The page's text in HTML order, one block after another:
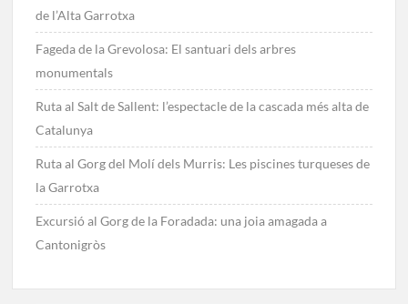
de l’Alta Garrotxa
Fageda de la Grevolosa: El santuari dels arbres
monumentals
Ruta al Salt de Sallent: l’espectacle de la cascada més alta de
Catalunya
Ruta al Gorg del Molí dels Murris: Les piscines turqueses de
la Garrotxa
Excursió al Gorg de la Foradada: una joia amagada a
Cantonigròs